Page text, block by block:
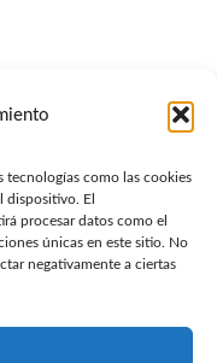
tecnologías como las cookies
dispositivo. El
procesar datos como el
únicas en este sitio. No
negativamente a ciertas